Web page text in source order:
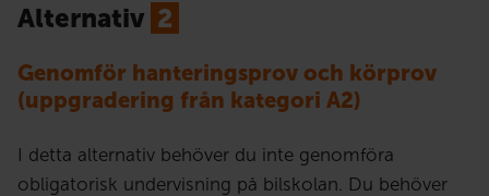
Alternativ 2
Genomför hanteringsprov och körprov
(uppgradering från kategori A2)
I detta alternativ behöver du inte genomföra
obligatorisk undervisning på bilskolan. Du behöver